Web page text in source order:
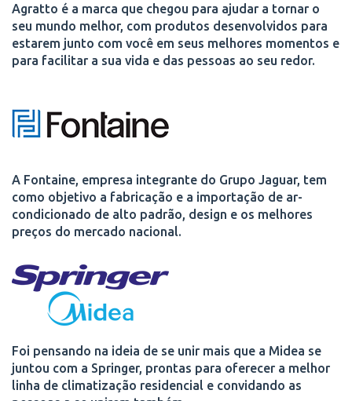
Agratto é a marca que chegou para ajudar a tornar o
seu mundo melhor, com produtos desenvolvidos para
estarem junto com você em seus melhores momentos e
para facilitar a sua vida e das pessoas ao seu redor.
A Fontaine, empresa integrante do Grupo Jaguar, tem
como objetivo a fabricação e a importação de ar-
condicionado de alto padrão, design e os melhores
preços do mercado nacional.
Foi pensando na ideia de se unir mais que a Midea se
juntou com a Springer, prontas para oferecer a melhor
linha de climatização residencial e convidando as